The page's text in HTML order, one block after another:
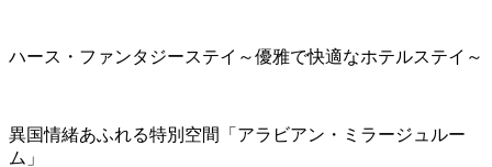
ハース・ファンタジーステイ～優雅で快適なホテルステイ～
異国情緒あふれる特別空間「アラビアン・ミラージュルー
ム」